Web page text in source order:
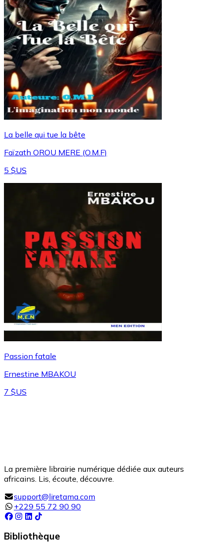
La belle qui tue la bête
Faïzath OROU MERE (O.M.F)
5 $US
Passion fatale
Ernestine MBAKOU
7 $US
La première librairie numérique dédiée aux auteurs
africains. Lis, écoute, découvre.
support@liretama.com
+229 55 72 90 90
Bibliothèque